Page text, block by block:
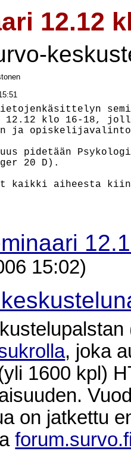
12.12
klo 16-18,
ja
pidetään
20 D).
kaikki aiheesta
15:02)
, joka
1600 kpl)
on jatkettu